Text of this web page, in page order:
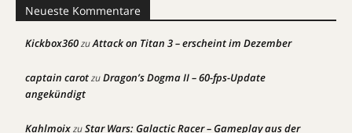
Neueste Kommentare
Kickbox360zuAttack on Titan 3 – erscheint im Dezember
captain carotzuDragon’s Dogma II – 60-fps-Update
angekündigt
KahlmoixzuStar Wars: Galactic Racer – Gameplay aus der